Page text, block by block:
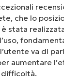
che lo
stata
va di
aumentare
difficoltà.
facile
di
non sono affatto
e sono
Technology